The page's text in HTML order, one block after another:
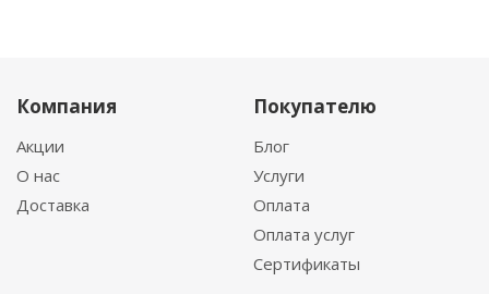
Компания
Акции
О нас
Доставка
Покупателю
Блог
Услуги
Оплата
Оплата услуг
Сертификаты